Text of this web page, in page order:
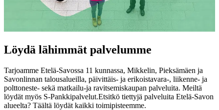
Löydä lähimmät palvelumme
Tarjoamme Etelä-Savossa 11 kunnassa, Mikkelin, Pieksämäen ja
Savonlinnan talousalueilla, päivittäis- ja erikoistavara-, liikenne- ja
polttoneste- sekä matkailu-ja ravitsemiskaupan palveluita. Meiltä
löydät myös S-Pankkipalvelut.Etsitkö tiettyjä palveluita Etelä-Savon
alueelta? Täältä löydät kaikki toimipisteemme.